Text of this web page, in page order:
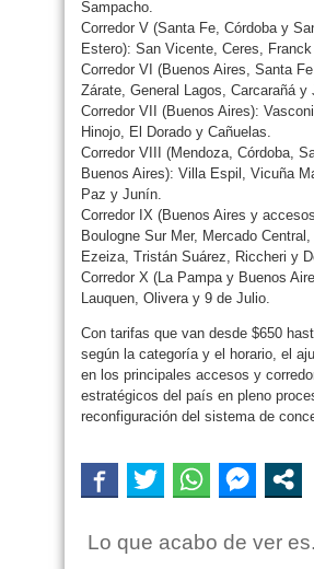
Sampacho.
Corredor V (Santa Fe, Córdoba y
Estero): San Vicente, Ceres,
Corredor VI (Buenos Aires, Santa
Zárate, General Lagos, Carcarañá y
Corredor VII (Buenos Aires):
Hinojo, El Dorado y Cañuelas.
Corredor VIII (Mendoza, Córdoba,
Buenos Aires): Villa Espil, Vicuña
Paz y Junín.
Corredor IX (Buenos Aires y
Boulogne Sur Mer, Mercado
Ezeiza, Tristán Suárez, Riccheri y
Corredor X (La Pampa y Buenos
Lauquen, Olivera y 9 de Julio.
Con tarifas que van desde $650
según la categoría y el horario, el
en los principales accesos y
estratégicos del país en pleno
reconfiguración del sistema de
Lo que acabo de ver